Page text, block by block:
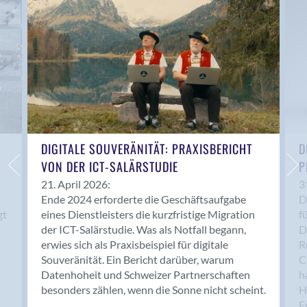
Anwil
Appenzell
Au SG
Baar
Baden
Balsthal
Balzers
Basel
Bassersdorf
Belp
Bendern
Benken (SG)
Bergdietikon
Berlin
Bern
Bern - Liebefeld
DIGITALE SOUVERÄNITÄT: PRAXISBERICHT
VON DER ICT-SALÄRSTUDIE
21. April 2026:
Ende 2024 erforderte die Geschäftsaufgabe
eines Dienstleisters die kurzfristige Migration
der ICT-Salärstudie. Was als Notfall begann,
erwies sich als Praxisbeispiel für digitale
Souveränität. Ein Bericht darüber, warum
Datenhoheit und Schweizer Partnerschaften
besonders zählen, wenn die Sonne nicht scheint.